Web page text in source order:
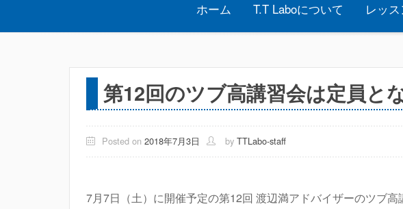
ホーム T.T Laboについて レッ
第12回のツブ高講習会は定員と
Posted on 2018年7月3日 by TTLabo-staff
7月7日（土）に開催予定の第12回 渡辺満アドバイザーのツブ